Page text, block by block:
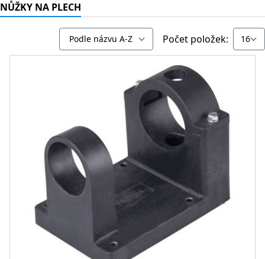
NŮŽKY NA PLECH
Počet položek: